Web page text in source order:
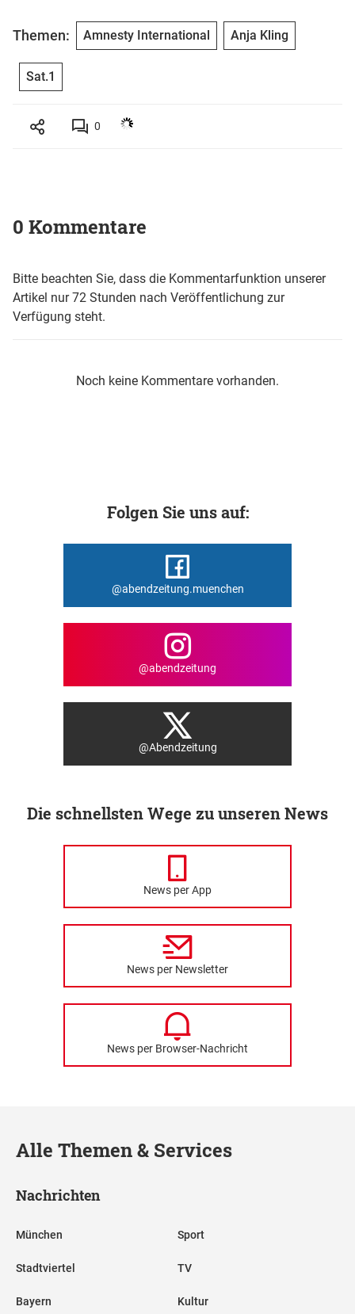
Themen: Amnesty International Anja Kling
Sat.1
0
0 Kommentare
Bitte beachten Sie, dass die Kommentarfunktion unserer
Artikel nur 72 Stunden nach Veröffentlichung zur
Verfügung steht.
Noch keine Kommentare vorhanden.
Folgen Sie uns auf:
@abendzeitung.muenchen
@abendzeitung
@Abendzeitung
Die schnellsten Wege zu unseren News
News per App
News per Newsletter
News per Browser-Nachricht
Alle Themen & Services
Nachrichten
München
Stadtviertel
Bayern
Sport
TV
Kultur